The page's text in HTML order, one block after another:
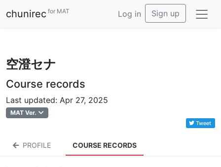
chunirec for MAT Log in Sign up
空澄セナ
Course records
Last updated: Apr 27, 2025
MAT Ver.
Tweet
PROFILE COURSE RECORDS